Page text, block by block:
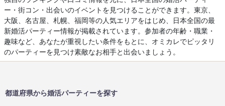
ー・街コン・出会いのイベントを見つけることができます。東京、
大阪、名古屋、札幌、福岡等の人気エリアをはじめ、日本全国の最
新婚活パーティー情報が掲載されています。参加者の年齢・職業・
趣味など、あなたが重視したい条件をもとに、オミカレでピッタリ
のパーティーを見つけ素敵なお相手と出会いましょう。
都道府県から婚活パーティーを探す